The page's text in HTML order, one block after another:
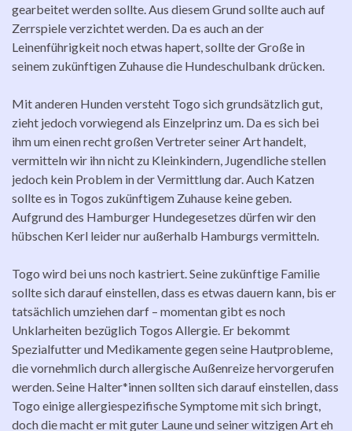
gearbeitet werden sollte. Aus diesem Grund sollte auch auf
Zerrspiele verzichtet werden. Da es auch an der
Leinenführigkeit noch etwas hapert, sollte der Große in
seinem zukünftigen Zuhause die Hundeschulbank drücken.
Mit anderen Hunden versteht Togo sich grundsätzlich gut,
zieht jedoch vorwiegend als Einzelprinz um. Da es sich bei
ihm um einen recht großen Vertreter seiner Art handelt,
vermitteln wir ihn nicht zu Kleinkindern, Jugendliche stellen
jedoch kein Problem in der Vermittlung dar. Auch Katzen
sollte es in Togos zukünftigem Zuhause keine geben.
Aufgrund des Hamburger Hundegesetzes dürfen wir den
hübschen Kerl leider nur außerhalb Hamburgs vermitteln.
Togo wird bei uns noch kastriert. Seine zukünftige Familie
sollte sich darauf einstellen, dass es etwas dauern kann, bis er
tatsächlich umziehen darf – momentan gibt es noch
Unklarheiten bezüglich Togos Allergie. Er bekommt
Spezialfutter und Medikamente gegen seine Hautprobleme,
die vornehmlich durch allergische Außenreize hervorgerufen
werden. Seine Halter*innen sollten sich darauf einstellen, dass
Togo einige allergiespezifische Symptome mit sich bringt,
doch die macht er mit guter Laune und seiner witzigen Art eh